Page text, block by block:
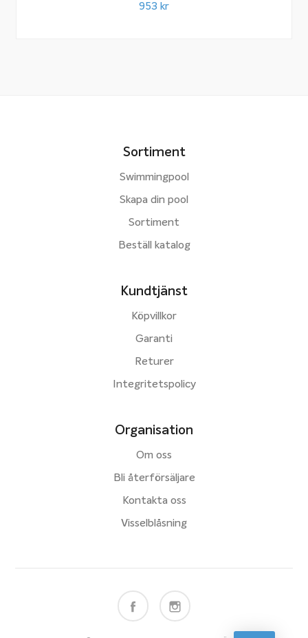
953 kr
Sortiment
Swimmingpool
Skapa din pool
Sortiment
Beställ katalog
Kundtjänst
Köpvillkor
Garanti
Returer
Integritetspolicy
Organisation
Om oss
Bli återförsäljare
Kontakta oss
Visselblåsning